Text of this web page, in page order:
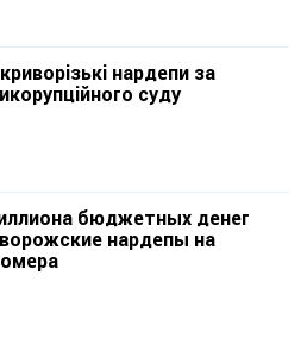
нардепи за
суду
бюджетных денег
нардепы на